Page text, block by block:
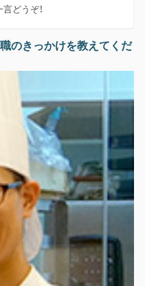
どうぞ！
のきっかけを教えてくだ